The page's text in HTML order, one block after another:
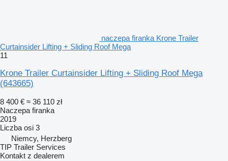
naczepa firanka Krone Trailer
Curtainsider Lifting + Sliding Roof Mega
11
Krone Trailer Curtainsider Lifting + Sliding Roof Mega
(643665)
8 400 € ≈ 36 110 zł
Naczepa firanka
2019
Liczba osi 3
Niemcy, Herzberg
TIP Trailer Services
Kontakt z dealerem